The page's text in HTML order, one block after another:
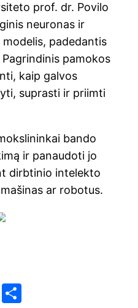
prof. dr. Povilo
neuronas ir
padedantis
pamokos
kaip galvos
suprasti ir priimti
bando
ir panaudoti jo
dirbtinio intelekto
ar robotus.
Pr